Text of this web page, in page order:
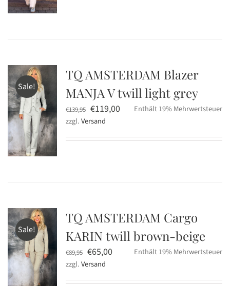
Sale!
TQ AMSTERDAM Blazer
MANJA V twill light grey
€139,95 Ursprünglicher
Preis
war:
€119,00Aktueller
ist:
Enthält 19% Mehrwertsteuer
zzgl.Versand
Sale!
TQ AMSTERDAM Cargo
KARIN twill brown-beige
€89,95 Ursprünglicher
Preis
war:
€65,00Aktueller
ist:
Enthält 19% Mehrwertsteuer
zzgl.Versand